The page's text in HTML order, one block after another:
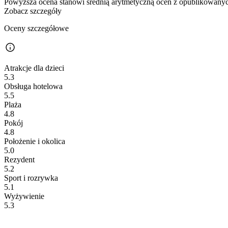
Powyższa ocena stanowi średnią arytmetyczną ocen z
Zobacz szczegóły
Oceny szczegółowe
Atrakcje dla dzieci
5.3
Obsługa hotelowa
5.5
Plaża
4.8
Pokój
4.8
Położenie i okolica
5.0
Rezydent
5.2
Sport i rozrywka
5.1
Wyżywienie
5.3